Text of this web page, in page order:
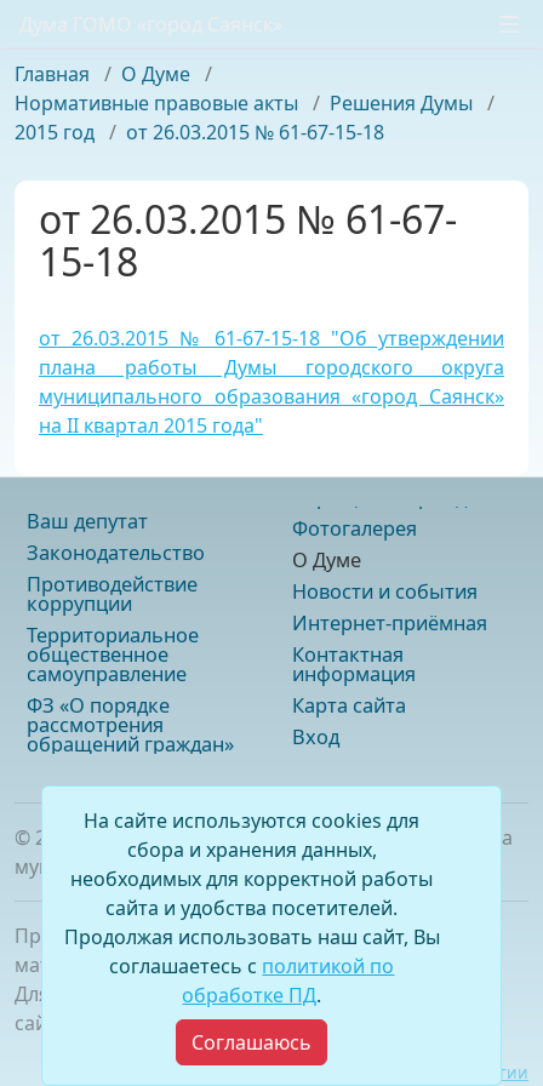
Дума ГОМО «город Саянск»
Главная / О Думе /
Нормативные правовые акты / Решения Думы /
2015 год / от 26.03.2015 № 61-67-15-18
от 26.03.2015 № 61-67-
15-18
от 26.03.2015 № 61-67-15-18 "Об утверждении
плана работы Думы городского округа
муниципального образования «город Саянск»
на II квартал 2015 года"
Ваш депутат
Законодательство
Противодействие
коррупции
Территориальное
общественное
самоуправление
ФЗ «О порядке
рассмотрения
обращений граждан»
Фотогалерея
О Думе
Новости и события
Интернет-приёмная
Контактная
информация
Карта сайта
Вход
© 2026
. Официальный сайт Думы городского округа
муниципального образования «город Саянск»
При полном или частичном использовании
материалов ссылка на сайт обязательна.
Для сетевых изданий обязательна гиперссылка на
сайт –
www.dumasayansk.ru
Разработка сайта: Виртуальные технологии
На сайте используются cookies для
сбора и хранения данных,
необходимых для корректной работы
сайта и удобства посетителей.
Продолжая использовать наш сайт, Вы
соглашаетесь с политикой по
обработке ПД.
Соглашаюсь